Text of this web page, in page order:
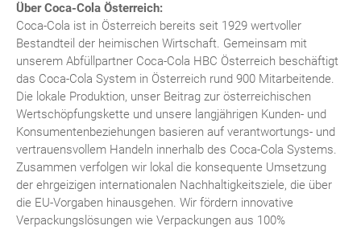
Über Coca-Cola Österreich:
Coca-Cola ist in Österreich bereits seit 1929 wertvoller
Bestandteil der heimischen Wirtschaft. Gemeinsam mit
unserem Abfüllpartner Coca-Cola HBC Österreich beschäftigt
das Coca-Cola System in Österreich rund 900 Mitarbeitende.
Die lokale Produktion, unser Beitrag zur österreichischen
Wertschöpfungskette und unsere langjährigen Kunden- und
Konsumentenbeziehungen basieren auf verantwortungs- und
vertrauensvollem Handeln innerhalb des Coca-Cola Systems.
Zusammen verfolgen wir lokal die konsequente Umsetzung
der ehrgeizigen internationalen Nachhaltigkeitsziele, die über
die EU-Vorgaben hinausgehen. Wir fördern innovative
Verpackungslösungen wie Verpackungen aus 100%